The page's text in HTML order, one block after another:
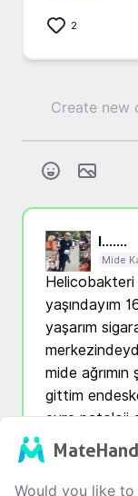
2
l.......
Mide
yaşındayım
yaşarım
mide
gittim
evre patoloji
tomografide
adjuvant
MateHand
Would you like